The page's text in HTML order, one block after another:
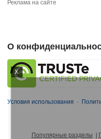
X
Реклама на сайте
О
Условия использования ·
Популярные разделы